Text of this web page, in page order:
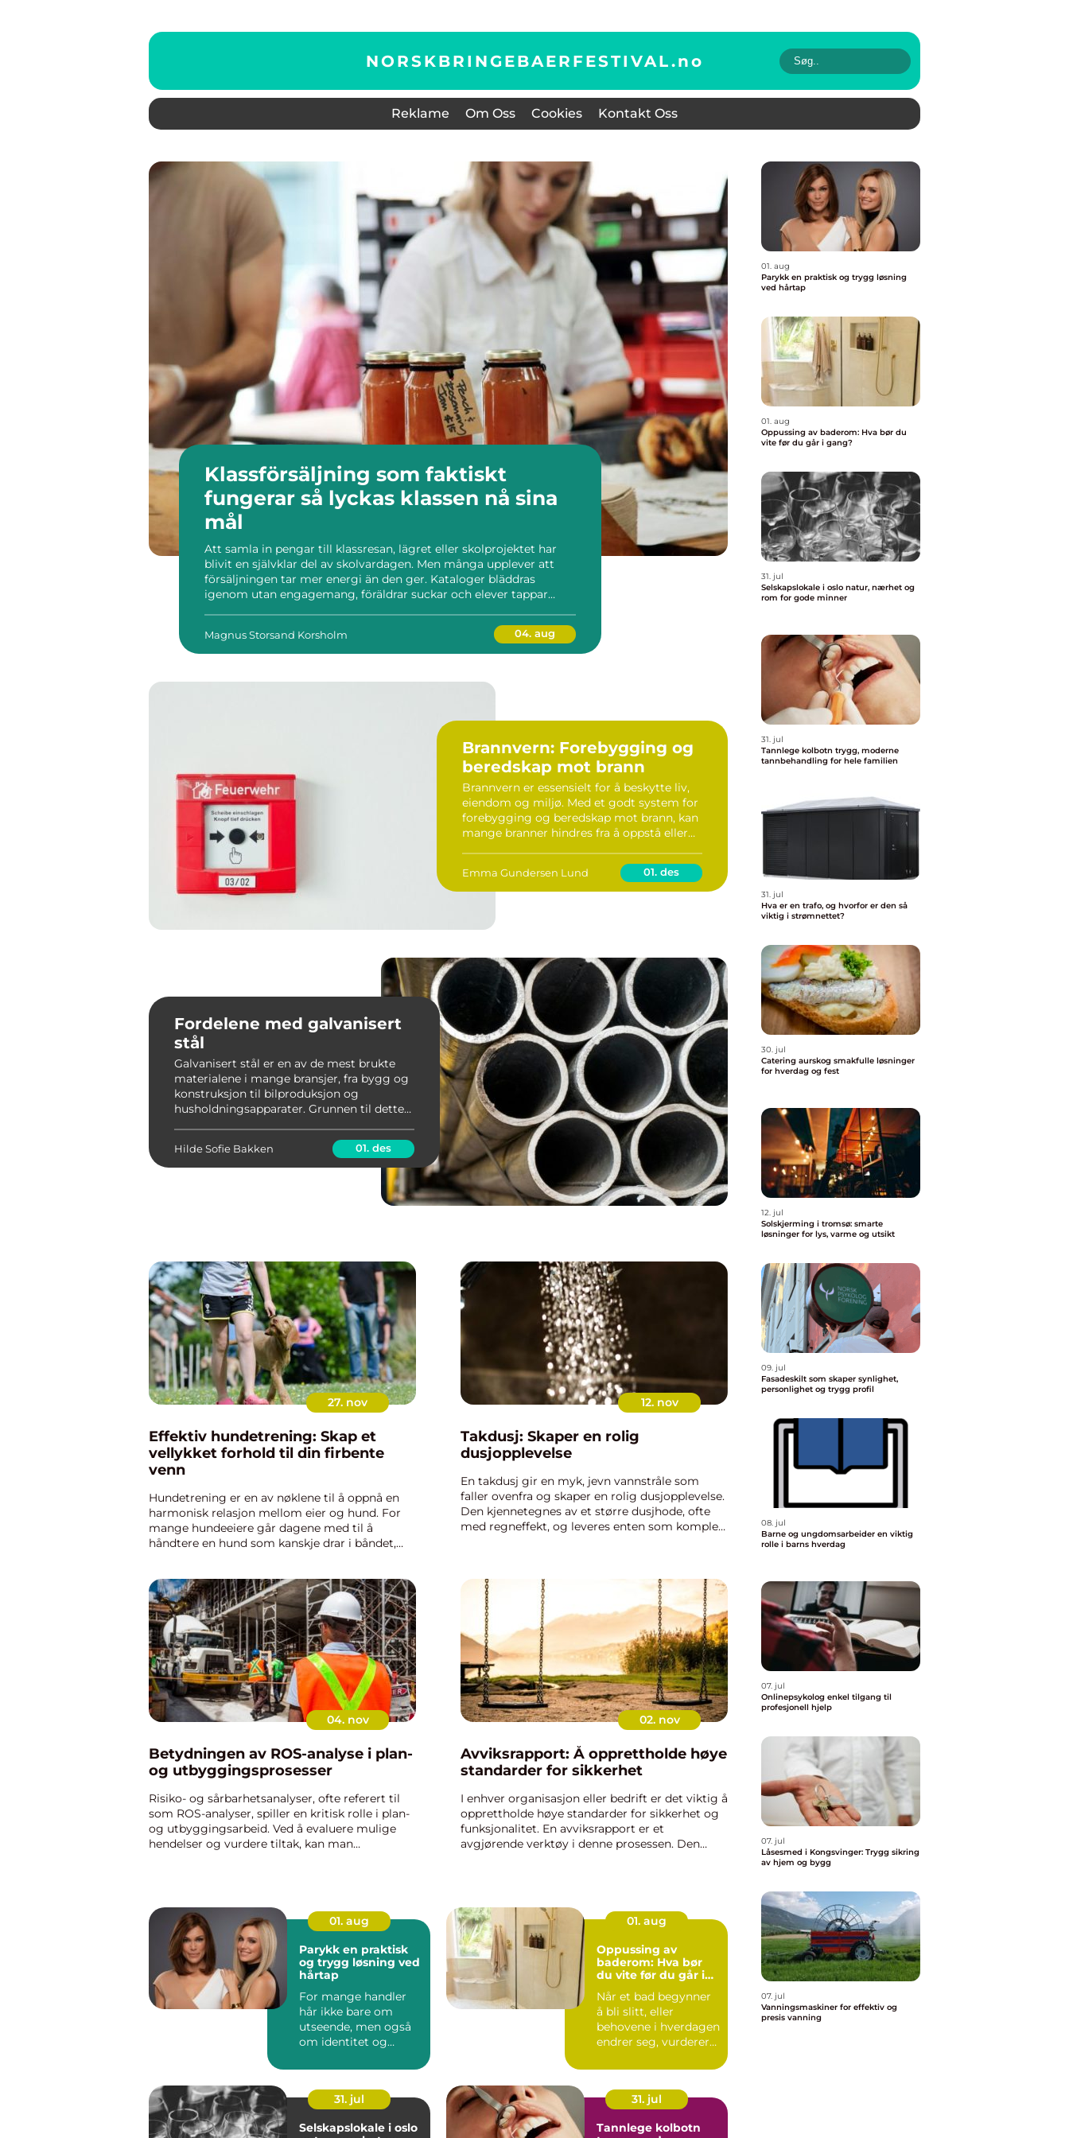
NORSKBRINGEBAERFESTIVAL.no
Reklame Om Oss Cookies Kontakt Oss
Klassförsäljning som faktiskt
fungerar så lyckas klassen nå sina
mål
Att samla in pengar till klassresan, lägret eller skolprojektet har
blivit en självklar del av skolvardagen. Men många upplever att
försäljningen tar mer energi än den ger. Kataloger bläddras
igenom utan engagemang, föräldrar suckar och elever tappar
Magnus Storsand Korsholm 04. aug
Brannvern: Forebygging og
beredskap mot brann
Brannvern er essensielt for å beskytte liv,
eiendom og miljø. Med et godt system for
forebygging og beredskap mot brann, kan
mange branner hindres fra å oppstå eller
Emma Gundersen Lund 01. des
Fordelene med galvanisert
stål
Galvanisert stål er en av de mest brukte
materialene i mange bransjer, fra bygg og
konstruksjon til bilproduksjon og
husholdningsapparater. Grunnen til dette
kombinasjon av styrke, holdbarhet...
Hilde Sofie Bakken 01. des
27. nov
Effektiv hundetrening: Skap et
vellykket forhold til din firbente
venn
Hundetrening er en av nøklene til å oppnå en
harmonisk relasjon mellom eier og hund. For
mange hundeeiere går dagene med til å
håndtere en hund som kanskje drar i båndet,
12. nov
Takdusj: Skaper en rolig
dusjopplevelse
En takdusj gir en myk, jevn vannstråle som
faller ovenfra og skaper en rolig dusjopplevelse.
Den kjennetegnes av et større dusjhode, ofte
med regneffekt, og leveres enten som komplett
04. nov
Betydningen av ROS-analyse i plan-
og utbyggingsprosesser
Risiko- og sårbarhetsanalyser, ofte referert til
som ROS-analyser, spiller en kritisk rolle i plan-
og utbyggingsarbeid. Ved å evaluere mulige
hendelser og vurdere tiltak, kan man
02. nov
Avviksrapport: Å opprettholde høye
standarder for sikkerhet
I enhver organisasjon eller bedrift er det viktig å
opprettholde høye standarder for sikkerhet og
funksjonalitet. En avviksrapport er et
avgjørende verktøy i denne prosessen. Den
01. aug
Parykk en praktisk
og trygg løsning ved
hårtap
For mange handler
hår ikke bare om
utseende, men også
om identitet og
Når håre...
01. aug
Oppussing av
baderom: Hva bør
du vite før du går i
Når et bad begynner
å bli slitt, eller
behovene i hverdagen
endrer seg, vurderer
31. jul
Selskapslokale i oslo
31. jul
Tannlege kolbotn
01. aug
Parykk en praktisk og trygg løsning
ved hårtap
01. aug
Oppussing av baderom: Hva bør du
vite før du går i gang?
31. jul
Selskapslokale i oslo natur, nærhet og
rom for gode minner
31. jul
Tannlege kolbotn trygg, moderne
tannbehandling for hele familien
31. jul
Hva er en trafo, og hvorfor er den så
viktig i strømnettet?
30. jul
Catering aurskog smakfulle løsninger
for hverdag og fest
12. jul
Solskjerming i tromsø: smarte
løsninger for lys, varme og utsikt
09. jul
Fasadeskilt som skaper synlighet,
personlighet og trygg profil
08. jul
Barne og ungdomsarbeider en viktig
rolle i barns hverdag
07. jul
Onlinepsykolog enkel tilgang til
profesjonell hjelp
07. jul
Låsesmed i Kongsvinger: Trygg sikring
av hjem og bygg
07. jul
Vanningsmaskiner for effektiv og
presis vanning